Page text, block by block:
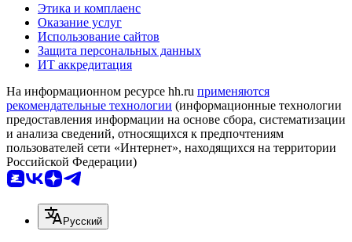
Этика и комплаенс
Оказание услуг
Использование сайтов
Защита персональных данных
ИТ аккредитация
На информационном ресурсе hh.ru применяются
рекомендательные технологии (информационные технологии
предоставления информации на основе сбора, систематизации
и анализа сведений, относящихся к предпочтениям
пользователей сети «Интернет», находящихся на территории
Российской Федерации)
Русский